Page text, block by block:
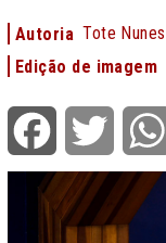
Autoria Tote Nunes
Edição de imagem
Facebook Twitter